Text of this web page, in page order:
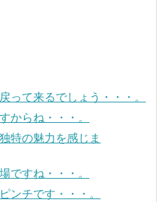
って来るでしょう・・・。
からね・・・。
特の魅力を感じま
ですね・・・。
ンチです・・・。